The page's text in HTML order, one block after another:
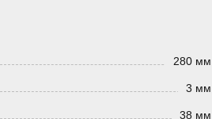
280 мм
3 мм
38 мм